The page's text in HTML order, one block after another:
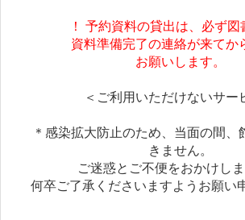
！ 予約資料の貸出は、必ず図
資料準備完了の連絡が来てか
お願いします。
＜ご利用いただけないサー
＊感染拡大防止のため、当面の間、
きません。
ご迷惑とご不便をおかけしま
何卒ご了承くださいますようお願い